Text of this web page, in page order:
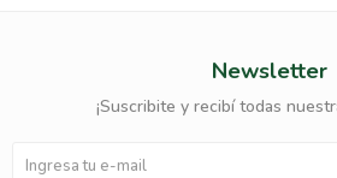
Newsletter
¡Suscribite y recibí todas